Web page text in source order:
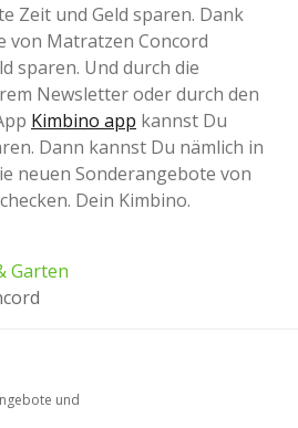
Zeit und Geld sparen. Dank
von Matratzen Concord
sparen. Und durch die
Newsletter oder durch den
Kimbino app kannst Du
Dann kannst Du nämlich in
neuen Sonderangebote von
Dein Kimbino.
Garten
und